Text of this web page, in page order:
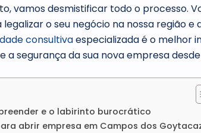
vamos desmistificar todo o processo.
o seu negócio na nossa região
consultivaespecializada é o melhor
a segurança da sua nova empresa
e o labirinto burocrático
abrir empresa em Campos dos